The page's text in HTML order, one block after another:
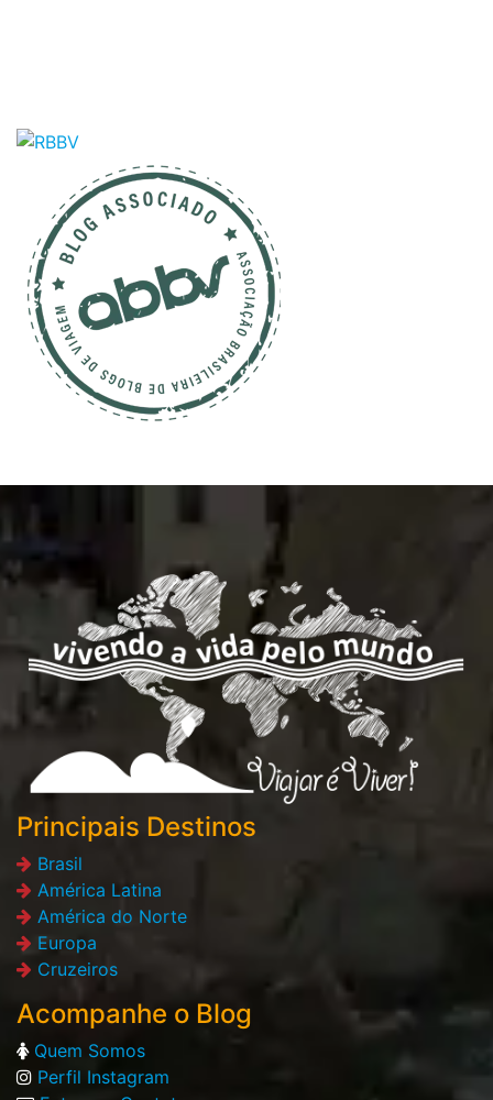
Principais Destinos
Brasil
América Latina
América do Norte
Europa
Cruzeiros
Acompanhe o Blog
Quem Somos
Perfil Instagram